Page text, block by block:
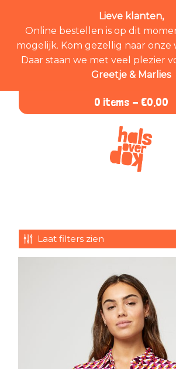
Lieve klanten,
Online bestellen is op dit
mogelijk. Kom gezellig naar onze
Daar staan we met veel plezier
Greetje & Marlies
0 items - €0,00
Laat filters zien